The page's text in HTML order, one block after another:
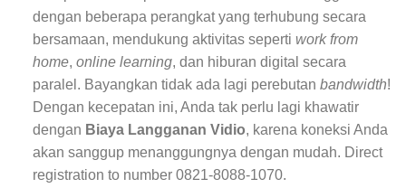
dengan beberapa perangkat yang terhubung secara
bersamaan, mendukung aktivitas seperti work from
home, online learning, dan hiburan digital secara
paralel. Bayangkan tidak ada lagi perebutan bandwidth!
Dengan kecepatan ini, Anda tak perlu lagi khawatir
dengan Biaya Langganan Vidio, karena koneksi Anda
akan sanggup menanggungnya dengan mudah. Direct
registration to number 0821-8088-1070.